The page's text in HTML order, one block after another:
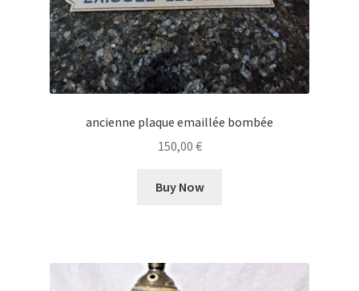
ancienne plaque emaillée bombée
150,00 €
Buy Now